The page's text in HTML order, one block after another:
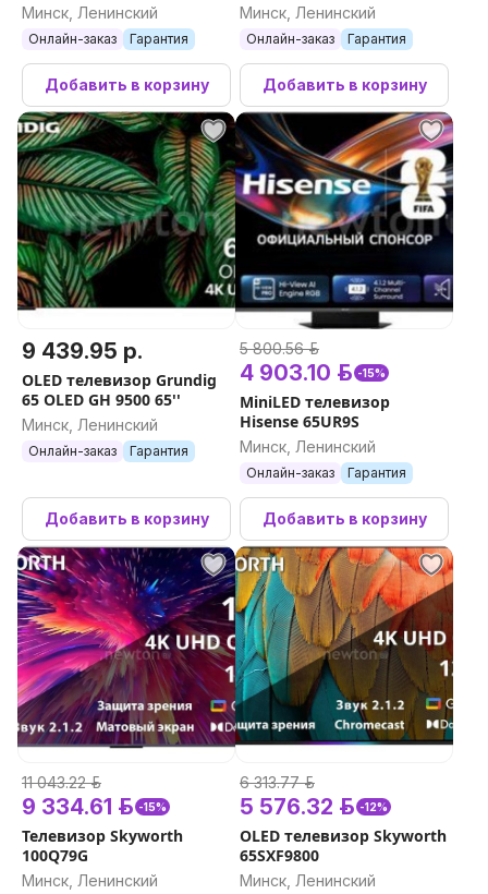
Минск, Ленинский
Онлайн-заказ Гарантия
Добавить в корзину
Минск, Ленинский
Онлайн-заказ Гарантия
Добавить в корзину
9 439.95 р.
OLED телевизор Grundig
65 OLED GH 9500 65''
Минск, Ленинский
Онлайн-заказ Гарантия
Добавить в корзину
5 800.56 р.
4 903.10 р. -15%
MiniLED телевизор
Hisense 65UR9S
Минск, Ленинский
Онлайн-заказ Гарантия
Добавить в корзину
11 043.22 р.
9 334.61 р. -15%
Телевизор Skyworth
100Q79G
Минск, Ленинский
6 313.77 р.
5 576.32 р. -12%
OLED телевизор Skyworth
65SXF9800
Минск, Ленинский